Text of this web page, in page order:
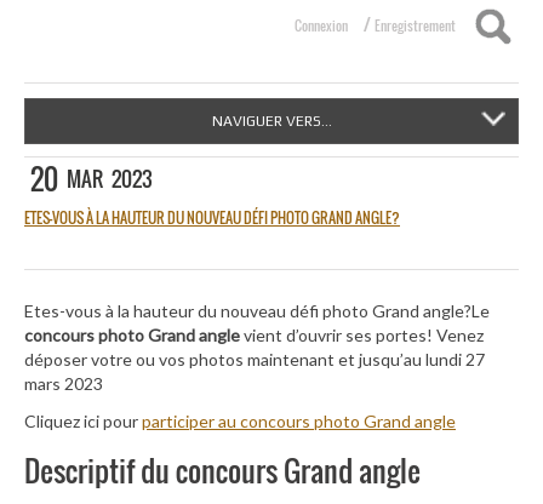
Connexion / Enregistrement
NAVIGUER VERS...
20 MAR 2023
ETES-VOUS À LA HAUTEUR DU NOUVEAU DÉFI PHOTO GRAND ANGLE?
Etes-vous à la hauteur du nouveau défi photo Grand angle?Le
concours photo Grand anglevient d’ouvrir ses portes! Venez
déposer votre ou vos photos maintenant et jusqu’au lundi 27
mars 2023
Cliquez ici pourparticiper au concours photo Grand angle
Descriptif du concours Grand angle